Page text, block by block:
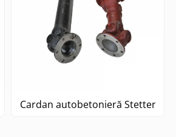
Cardan autobetonieră Stetter